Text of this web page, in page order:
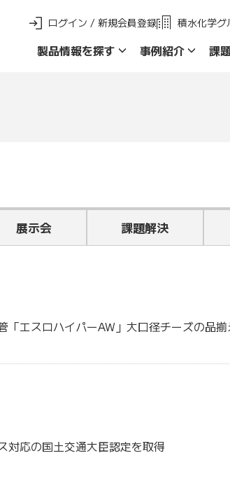
製品情報を探す 事例紹介 課
ログイン / 新規会員登録 積水化学グ
展示会 課題解決
「エスロハイパーAW」大口径チーズの品
対応の国土交通大臣認定を取得